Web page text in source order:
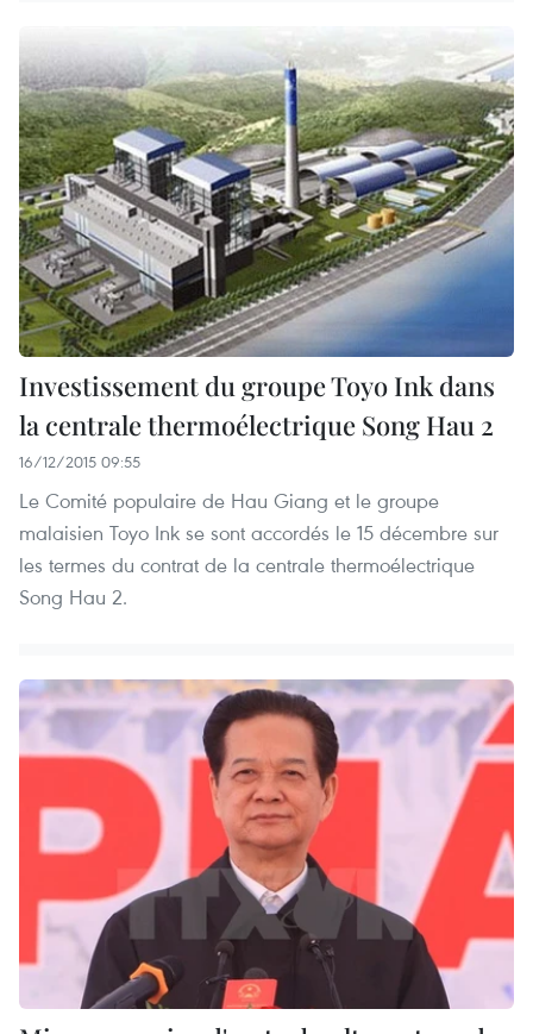
Investissement du groupe Toyo Ink dans
la centrale thermoélectrique Song Hau 2
16/12/2015 09:55
Le Comité populaire de Hau Giang et le groupe
malaisien Toyo Ink se sont accordés le 15 décembre sur
les termes du contrat de la centrale thermoélectrique
Song Hau 2.